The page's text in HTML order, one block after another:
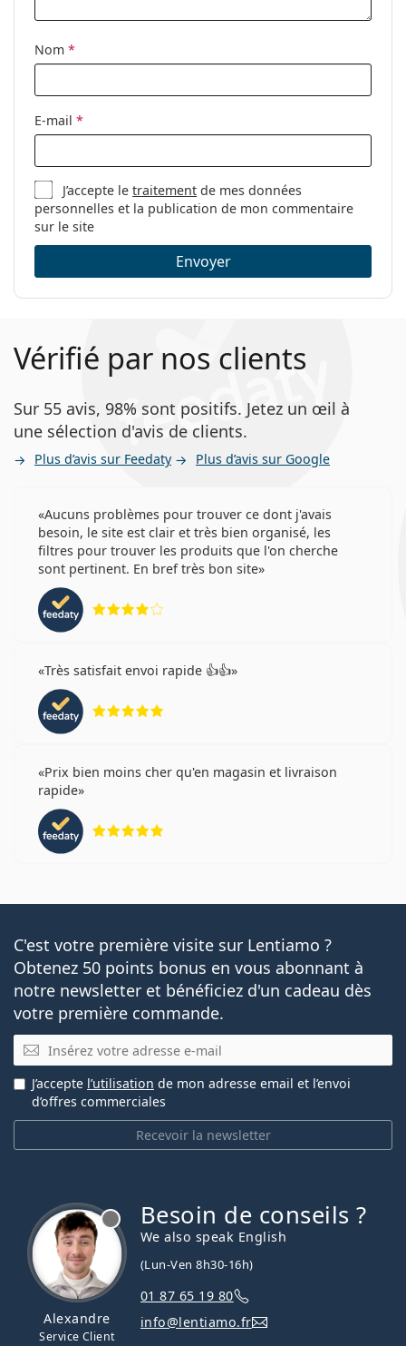
Clip-on:
Non
Accessoires
nettoyage:
Sexe:
Pour femmes
Catégorie:
Lunettes de vue
Marque:
Carolina Herrera
Code:
HER0196 2M2 15 55
Nom *
E-mail *
J’accepte letraitement de mes données
personnelles et la publication de mon commentaire
sur le site
Envoyer
Vérifié par nos clients
Sur 55 avis, 98% sont positifs. Jetez un œil à
une sélection d'avis de clients.
Plus d’avis sur Feedaty Plus d’avis sur Google
Aucuns problèmes pour trouver ce dont j'avais
besoin, le site est clair et très bien organisé, les
filtres pour trouver les produits que l'on cherche
sont pertinent. En bref très bon site
Très satisfait envoi rapide 👍👍
Prix bien moins cher qu'en magasin et livraison
rapide
C'est votre première visite sur Lentiamo ?
Obtenez 50 points bonus en vous abonnant à
notre newsletter et bénéficiez d'un cadeau dès
votre première commande.
E-mail
Recevoir la newsletter
J’accepte l’utilisation de mon adresse email et l’envoi
d’offres commerciales
Alexandre
Service Client
Besoin de conseils ?
We also speak English
(Lun-Ven 8h30-16h)
01 87 65 19 80
info@lentiamo.fr